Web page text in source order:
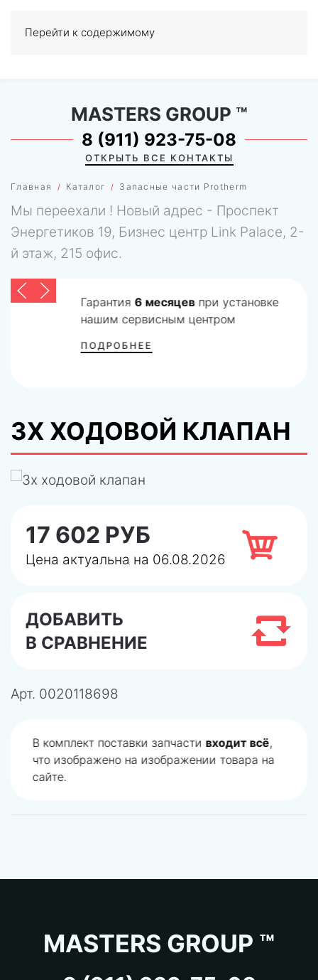
Перейти к содержимому
0
Главная Каталог Запасные части Protherm
MASTERS GROUP ™
8 (911) 923-75-08
ОТКРЫТЬ ВСЕ КОНТАКТЫ
Мы переехали ! Новый адрес - Проспект
Энергетиков 19, Бизнес центр Link Palace, 2-
й этаж, 215 офис.
Гарантия 6 месяцевпри установке
нашим сервисным центром
ПОДРОБНЕЕ
3Х ХОДОВОЙ КЛАПАН
17 602 РУБ
Цена актуальна на 06.08.2026
ДОБАВИТЬ
В СРАВНЕНИЕ
Арт. 0020118698
В комплект поставки запчасти входит всё,
что изображено на изображении товара на
сайте.
MASTERS GROUP ™